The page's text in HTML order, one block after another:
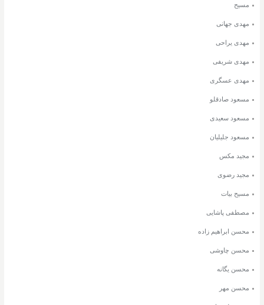
مسیح
مهدی جهانی
مهدی یراحی
مهدی شریفی
مهدی عسگری
مسعود صادقلو
مسعود سعیدی
مسعود جلیلیان
مجید مکس
مجید رضوی
مسیح بیات
مصطفی پاشایی
محسن ابراهیم زاده
محسن چاوشی
محسن یگانه
محسن مهر